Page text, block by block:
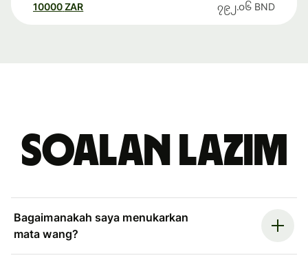
10000 ZAR ၇၉၂.၀၆ BND
Soalan Lazim
Bagaimanakah saya menukarkan
mata wang?